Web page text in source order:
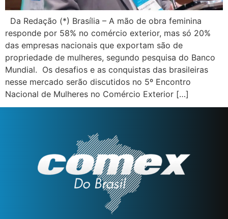
Da Redação (*) Brasília – A mão de obra feminina
responde por 58% no comércio exterior, mas só 20%
das empresas nacionais que exportam são de
propriedade de mulheres, segundo pesquisa do Banco
Mundial. Os desafios e as conquistas das brasileiras
nesse mercado serão discutidos no 5º Encontro
Nacional de Mulheres no Comércio Exterior […]